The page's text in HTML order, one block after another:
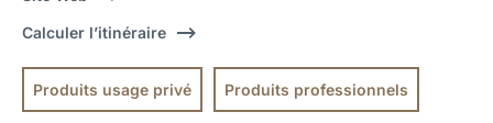
Calculer l’itinéraire
Produits usage privé Produits professionnels